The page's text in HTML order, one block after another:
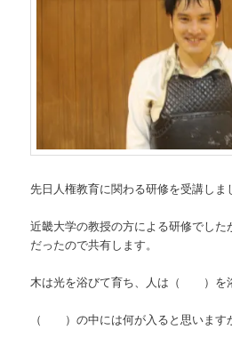
先日人権教育に関わる研修を受講しま
近畿大学の教授の方による研修でし
だったので共有します。
木は光を浴びて育ち、人は（ ）を浴
（ ）の中には何が入ると思います